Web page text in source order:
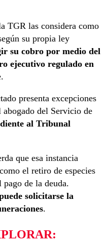
TGR las considera como
su propia ley
su cobro por medio del
ejecutivo regulado en
presenta excepciones
del Servicio de
al Tribunal
que esa instancia
el retiro de especies
pago de la deuda.
solicitarse la
.